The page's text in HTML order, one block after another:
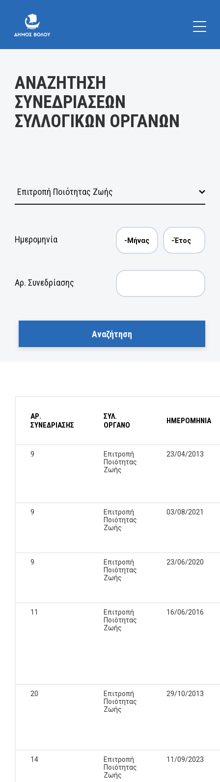
ΑΝΑΖΗΤΗΣΗ
ΣΥΝΕΔΡΙΑΣΕΩΝ
ΣΥΛΛΟΓΙΚΩΝ ΟΡΓΑΝΩΝ
Ημερομηνία
Αρ. Συνεδρίασης
ΑΡ.
ΣΥΝΕΔΡΙΑΣΗΣ
ΣΥΛ.
ΟΡΓΑΝΟ
ΗΜΕΡΟΜΗΝΙΑ
9
Επιτροπή
Ποιότητας
Ζωής
23/04/2013
9
Επιτροπή
Ποιότητας
Ζωής
03/08/2021
9
Επιτροπή
Ποιότητας
Ζωής
23/06/2020
11
Επιτροπή
Ποιότητας
Ζωής
16/06/2016
20
Επιτροπή
Ποιότητας
Ζωής
29/10/2013
14
Επιτροπή
Ποιότητας
Ζωής
11/09/2023